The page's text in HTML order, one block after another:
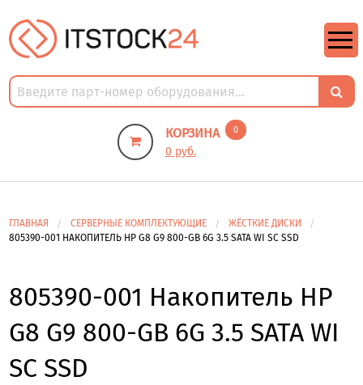
КОРЗИНА 0
0 руб.
ГЛАВНАЯ СЕРВЕРНЫЕ КОМПЛЕКТУЮЩИЕ
ЖЁСТКИЕ ДИСКИ
805390-001 НАКОПИТЕЛЬ HP G8 G9 800-GB 6G 3.5 SATA WI SC SSD
805390-001 Накопитель HP
G8 G9 800-GB 6G 3.5 SATA WI
SC SSD